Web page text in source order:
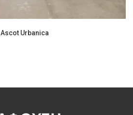
Ascot Urbanica